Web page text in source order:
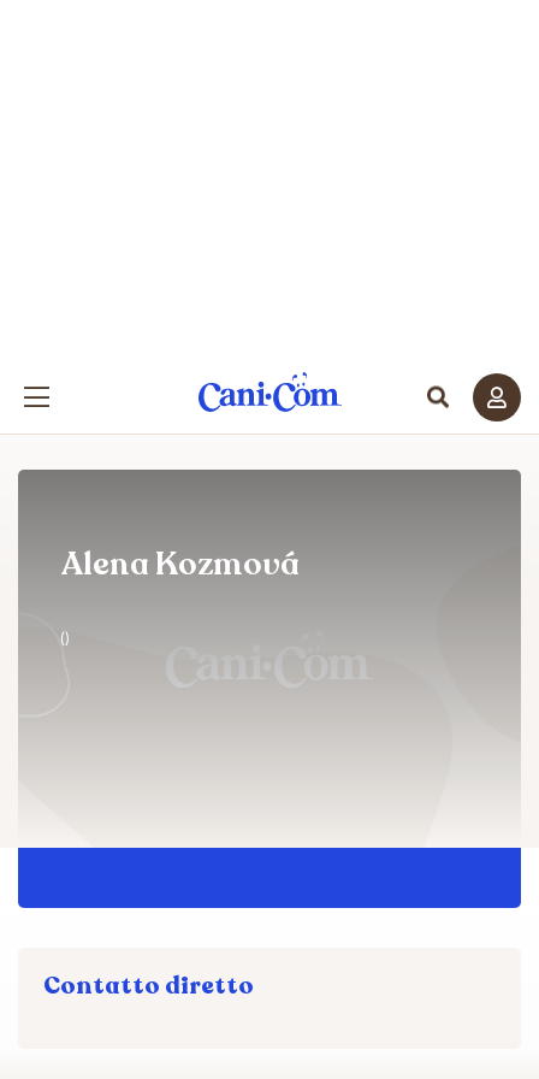
Alena Kozmová
()
Contatto diretto